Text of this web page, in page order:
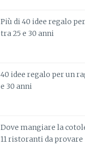
Più di 40 idee regalo
tra 25 e 30 anni
40 idee regalo per un
e 30 anni
Dove mangiare la
11 ristoranti da provare